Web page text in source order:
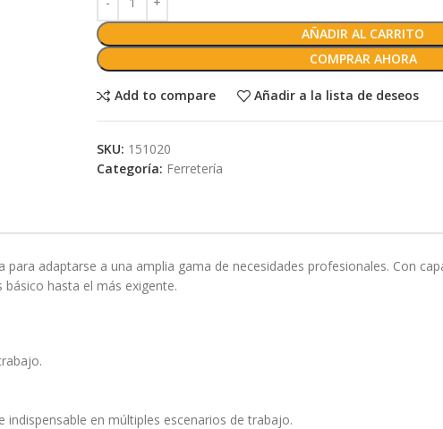
AÑADIR AL CARRITO
COMPRAR AHORA
Add to compare Añadir a la lista de deseos
SKU: 151020
Categoría: Ferretería
adaptarse a una amplia gama de necesidades profesionales. Con
hasta el más exigente.
en múltiples escenarios de trabajo.